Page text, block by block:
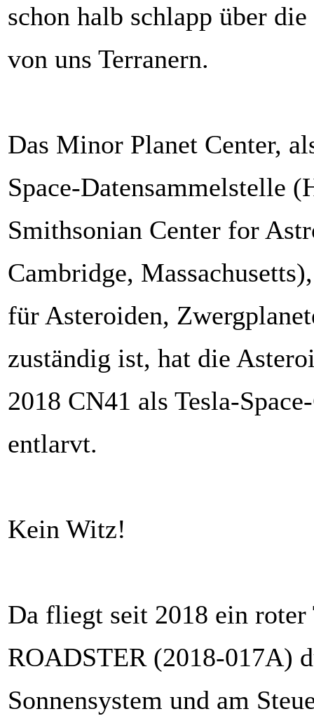
schon halb schlapp über
von uns Terranern.
Das Minor Planet Center,
Space-Datensammelstelle
Smithsonian Center for
Cambridge,
für Asteroiden,
zuständig ist, hat die
2018 CN41 als Tesla-
entlarvt.
Kein Witz!
Da fliegt seit 2018 ein
ROADSTER (2018-017A)
Sonnensystem und am